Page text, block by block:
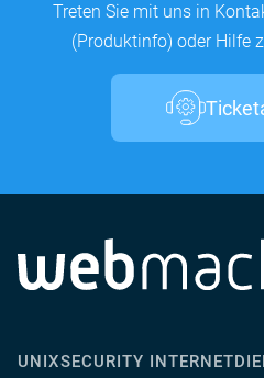
Treten Sie mit uns in
(Produktinfo) oder Hilfe
UNIXSECURITY